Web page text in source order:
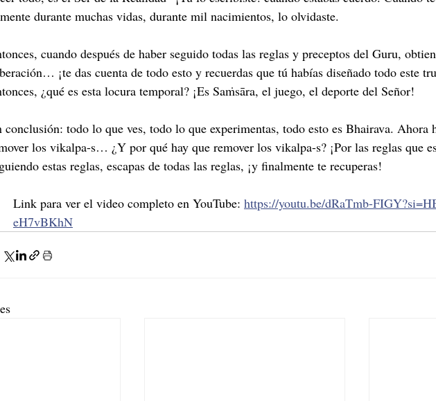
durante muchas vidas, durante mil nacimientos, lo olvidaste.
cuando después de haber seguido todas las reglas y preceptos del Guru,
¡te das cuenta de todo esto y recuerdas que tú habías diseñado todo este
¿qué es esta locura temporal? ¡Es Saṁsāra, el juego, el deporte del Señor!
conclusión: todo lo que ves, todo lo que experimentas, todo esto es Bhairava. Ahora
los vikalpa-s… ¿Y por qué hay que remover los vikalpa-s? ¡Por las reglas que
estas reglas, escapas de todas las reglas, ¡y finalmente te recuperas!
Link para ver el video completo en YouTube: https://youtu.be/dRaTmb-
eH7vBKhN